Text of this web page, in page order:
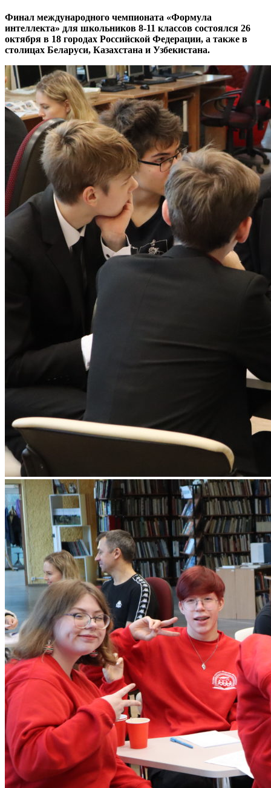
Финал международного чемпионата «Формула
интеллекта» для школьников 8-11 классов состоялся 26
октября в 18 городах Российской Федерации, а также в
столицах Беларуси, Казахстана и Узбекистана.